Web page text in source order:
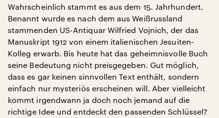
Wahrscheinlich stammt es aus dem 15. Jahrhundert.
Benannt wurde es nach dem aus Weißrussland
stammenden US-Antiquar Wilfried Vojnich, der das
Manuskript 1912 von einem italienischen Jesuiten-
Kolleg erwarb. Bis heute hat das geheimnisvolle Buch
seine Bedeutung nicht preisgegeben. Gut möglich,
dass es gar keinen sinnvollen Text enthält, sondern
einfach nur mysteriös erscheinen will. Aber vielleicht
kommt irgendwann ja doch noch jemand auf die
richtige Idee und entdeckt den passenden Schlüssel?